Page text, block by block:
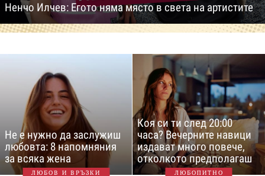
Ненчо Илчев: Егото няма място в света на артистите
Не е нужно да заслужиш
любовта: 8 напомняния
за всяка жена
ЛЮБОВ И ВРЪЗКИ
Коя си ти след 20:00
часа? Вечерните навици
издават много повече,
отколкото предполагаш
ЛЮБОПИТНО